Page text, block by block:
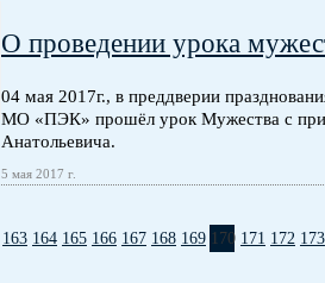
О проведении урока
04 мая 2017г., в преддверии
МО «ПЭК» прошёл урок Мужества с
Анатольевича.
5 мая 2017 г.
163 164 165 166 167 168 169 170 171 172 173